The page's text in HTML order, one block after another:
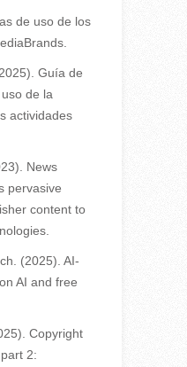
de uso de los
Guía de
de la
actividades
News
pervasive
content to
(2025). AI-
AI and free
Copyright
2: